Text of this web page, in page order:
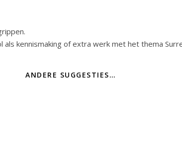
kennismaking of extra werk met het thema
ANDERE SUGGESTIES…